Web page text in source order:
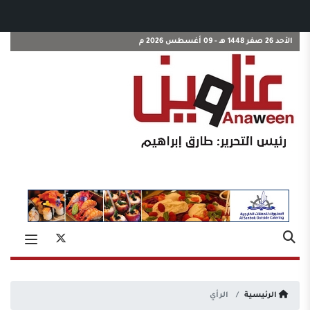
الأحد 26 صفر 1448 هـ - 09 أغسطس 2026 م
الرئيسية الرأي